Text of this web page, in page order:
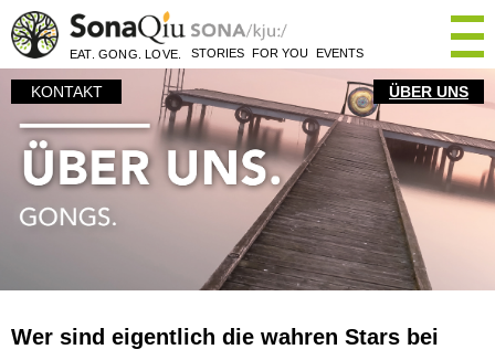
×
EAT. GONG. LOVE. STORIES FOR YOU EVENTS
KONTAKT ÜBER UNS
Wer sind eigentlich die wahren Stars bei